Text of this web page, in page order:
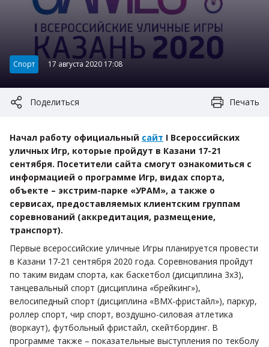
Категория:
Спорт 17 августа 2020 17:08
Поделиться Печать
Начал работу официальный сайт I Всероссийских
уличных Игр, которые пройдут в Казани 17-21
сентября. Посетители сайта смогут ознакомиться с
информацией о программе Игр, видах спорта,
объекте – экстрим-парке «УРАМ», а также о
сервисах, предоставляемых клиентским группам
соревнований (аккредитация, размещение,
транспорт).
Первые всероссийские уличные Игры планируется провести
в Казани 17-21 сентября 2020 года. Соревнования пройдут
по таким видам спорта, как баскетбол (дисциплина 3х3),
танцевальный спорт (дисциплина «брейкинг»),
велосипедный спорт (дисциплина «BMХ-фристайл»), паркур,
роллер спорт, чир спорт, воздушно-силовая атлетика
(воркаут), футбольный фристайл, скейтбординг. В
программе также – показательные выступления по текболу